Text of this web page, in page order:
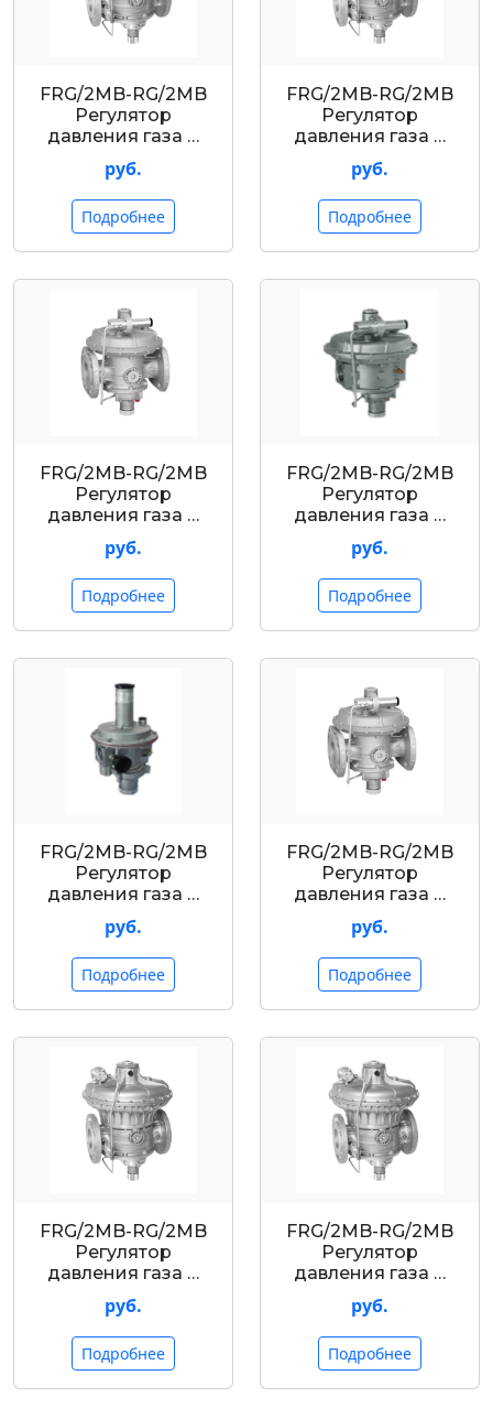
FRG/2MB-RG/2MB
Регулятор
давления газа …
руб.
Подробнее
FRG/2MB-RG/2MB
Регулятор
давления газа …
руб.
Подробнее
FRG/2MB-RG/2MB
Регулятор
давления газа …
руб.
Подробнее
FRG/2MB-RG/2MB
Регулятор
давления газа …
руб.
Подробнее
FRG/2MB-RG/2MB
Регулятор
давления газа …
руб.
Подробнее
FRG/2MB-RG/2MB
Регулятор
давления газа …
руб.
Подробнее
FRG/2MB-RG/2MB
Регулятор
давления газа …
руб.
Подробнее
FRG/2MB-RG/2MB
Регулятор
давления газа …
руб.
Подробнее